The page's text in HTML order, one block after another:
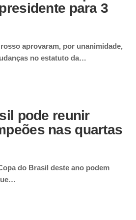
para 3
aprovaram, por unanimidade,
no estatuto da…
pode reunir
nas quartas
do Brasil deste ano podem